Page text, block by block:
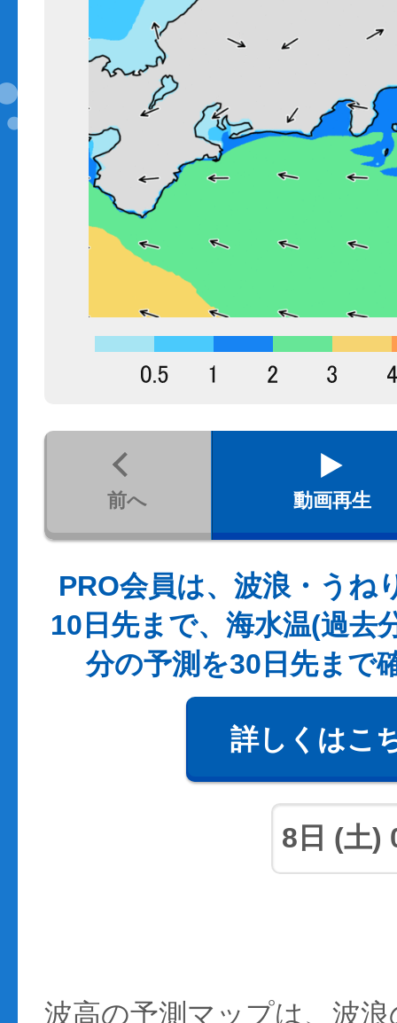
前へ 動画再生
PRO会員は、波浪・うね
10日先まで、海水温(過去
分の予測を30日先まで
詳しくはこ
波高の予測マップは、波